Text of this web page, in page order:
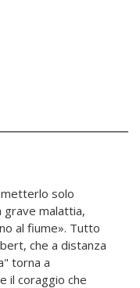
solo
grave malattia,
al fiume». Tutto
che a distanza
torna a
il coraggio che